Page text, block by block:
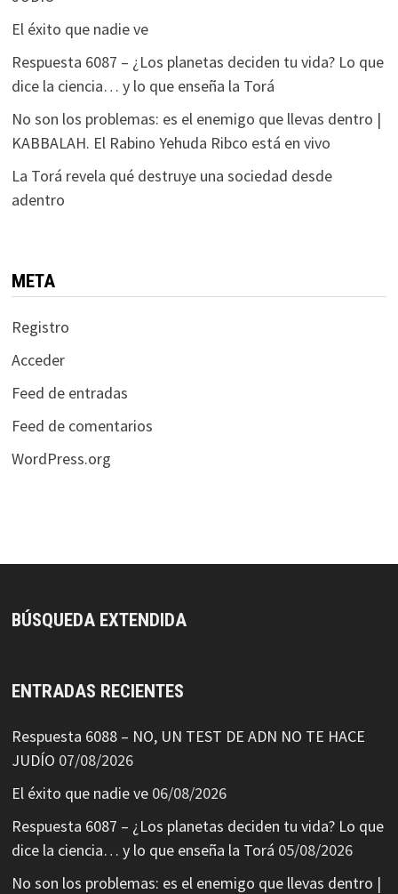
El éxito que nadie ve
Respuesta 6087 – ¿Los planetas deciden tu vida? Lo que
dice la ciencia… y lo que enseña la Torá
No son los problemas: es el enemigo que llevas dentro |
KABBALAH. El Rabino Yehuda Ribco está en vivo
La Torá revela qué destruye una sociedad desde
adentro
META
Registro
Acceder
Feed de entradas
Feed de comentarios
WordPress.org
BÚSQUEDA EXTENDIDA
ENTRADAS RECIENTES
Respuesta 6088 – NO, UN TEST DE ADN NO TE HACE
JUDÍO 07/08/2026
El éxito que nadie ve 06/08/2026
Respuesta 6087 – ¿Los planetas deciden tu vida? Lo que
dice la ciencia… y lo que enseña la Torá 05/08/2026
No son los problemas: es el enemigo que llevas dentro |